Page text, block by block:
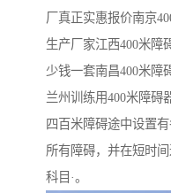
厂真正实惠报价南京
生产厂家江西400米障
少钱一套南昌400米障
兰州训练用400米障碍
四百米障碍途中设置
所有障碍，并在短时
科目·。